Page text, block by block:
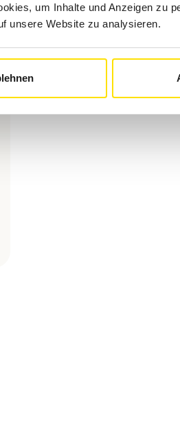
um Inhalte und Anzeigen zu
unsere Website zu analysieren.
interessieren